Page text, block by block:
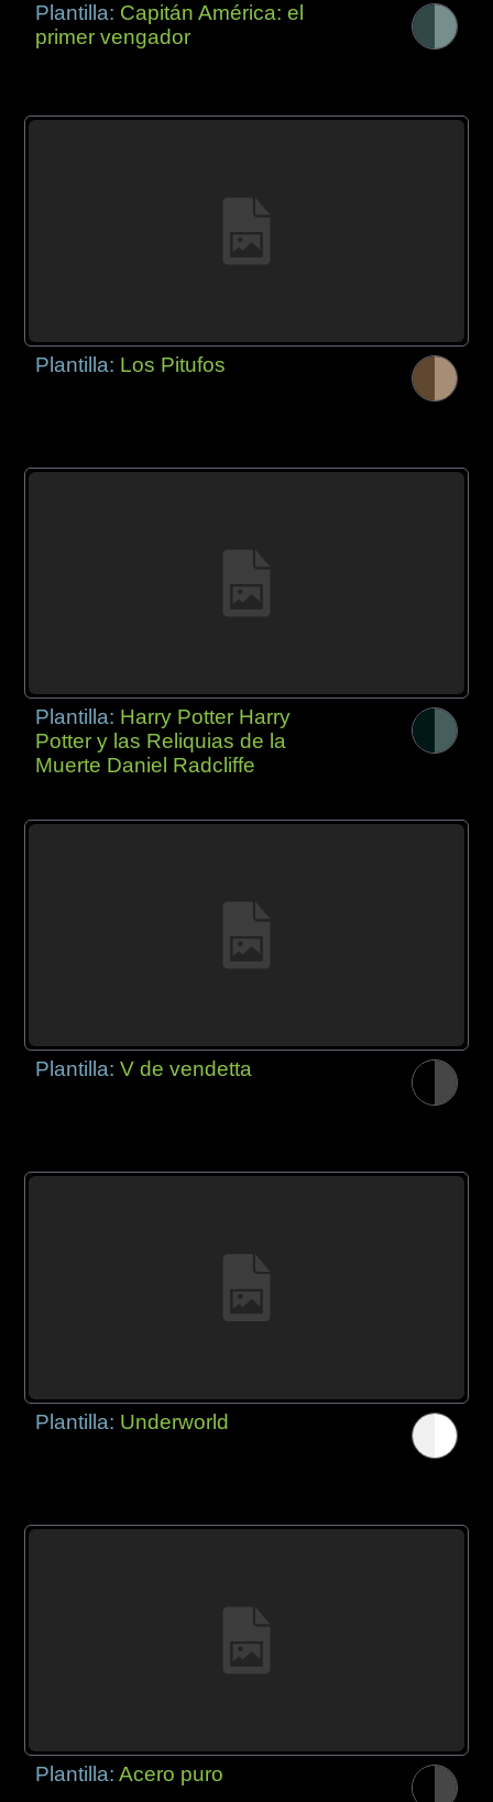
Plantilla: Capitán América: el
primer vengador
Plantilla: Los Pitufos
Plantilla: Harry Potter Harry
Potter y las Reliquias de la
Muerte Daniel Radcliffe
Plantilla:V de vendetta
Plantilla: Underworld
Plantilla:Acero puro